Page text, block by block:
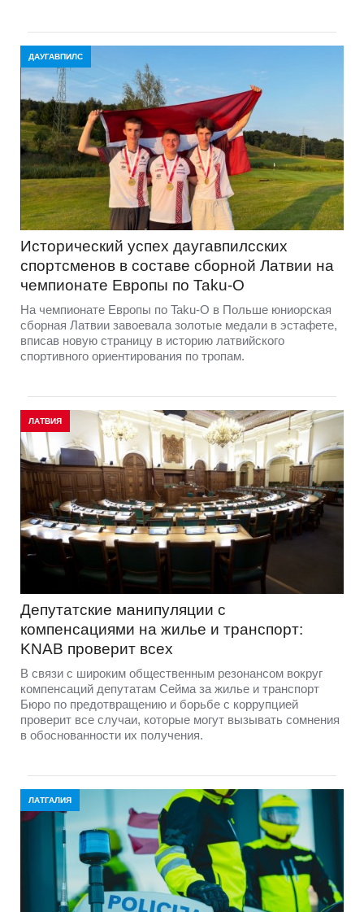
ДАУГАВПИЛС
Исторический успех даугавпилсских
спортсменов в составе сборной Латвии на
чемпионате Европы по Taku-O
На чемпионате Европы по Taku-O в Польше юниорская
сборная Латвии завоевала золотые медали в эстафете,
вписав новую страницу в историю латвийского
спортивного ориентирования по тропам.
ЛАТВИЯ
Депутатские манипуляции с
компенсациями на жилье и транспорт:
KNAB проверит всех
В связи с широким общественным резонансом вокруг
компенсаций депутатам Сейма за жилье и транспорт
Бюро по предотвращению и борьбе с коррупцией
проверит все случаи, которые могут вызывать сомнения
в обоснованности их получения.
ЛАТГАЛИЯ